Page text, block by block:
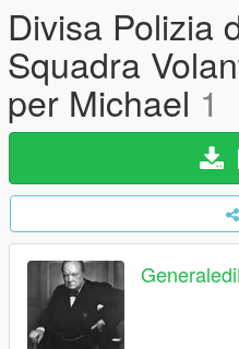
Divisa Polizia
Squadra
per Michael 1